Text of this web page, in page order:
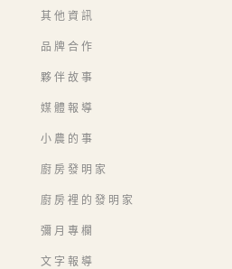
其他資訊
品牌合作
夥伴故事
媒體報導
小農的事
廚房發明家
廚房裡的發明家
彌月專欄
文字報導